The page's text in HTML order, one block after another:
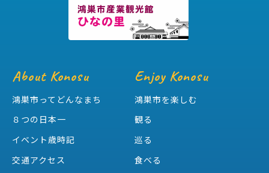
About Konosu
鴻巣市ってどんなまち
８つの日本一
イベント歳時記
交通アクセス
Enjoy Konosu
鴻巣市を楽しむ
観る
巡る
食べる